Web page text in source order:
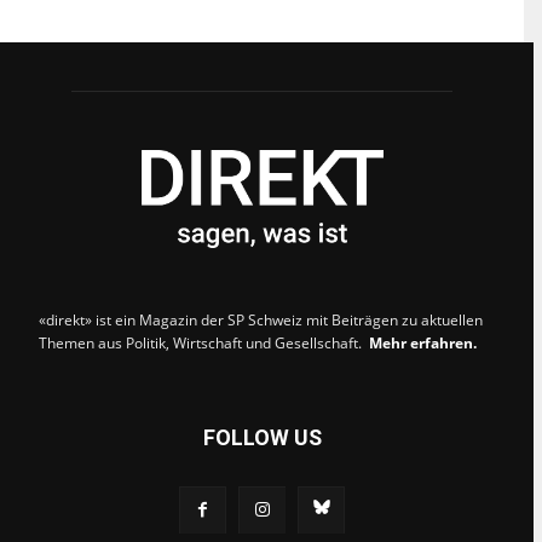
«direkt» ist ein Magazin der SP Schweiz mit Beiträgen zu aktuellen
Themen aus Politik, Wirtschaft und Gesellschaft. Mehr erfahren.
FOLLOW US